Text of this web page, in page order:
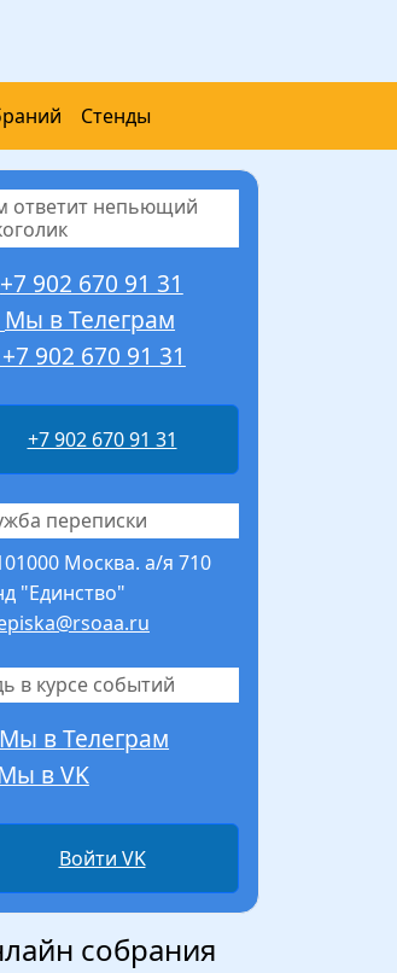
Стенды
ответит непьющий
+7 902 670 91 31
Мы в Телеграм
+7 902 670 91 31
+7 902 670 91 31
переписки
Москва. а/я 710
"Единство"
в курсе событий
Мы в Телеграм
в VK
Войти VK
собрания